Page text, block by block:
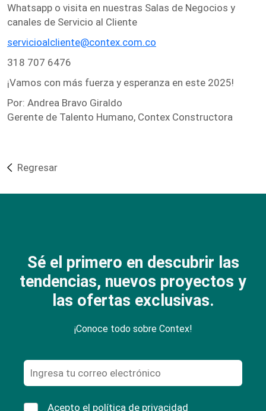
Whatsapp o visita en nuestras Salas de Negocios y
canales de Servicio al Cliente
servicioalcliente@contex.com.co
318 707 6476
¡Vamos con más fuerza y esperanza en este 2025!
Por: Andrea Bravo Giraldo
Gerente de Talento Humano, Contex Constructora
Regresar
Sé el primero en descubrir las
tendencias, nuevos proyectos y
las ofertas exclusivas.
¡Conoce todo sobre Contex!
Acepto el política de privacidad